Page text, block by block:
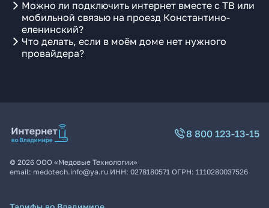
Можно ли подключить интернет вместе с ТВ или
мобильной связью на проезд Константино-
еленинский?
Что делать, если в моём доме нет нужного
провайдера?
8 800 123-13-15
© 2026 ООО «Медовые Технологии»
email: medotech.info@ya.ru ИНН: 0278180571 ОГРН: 1110280037526